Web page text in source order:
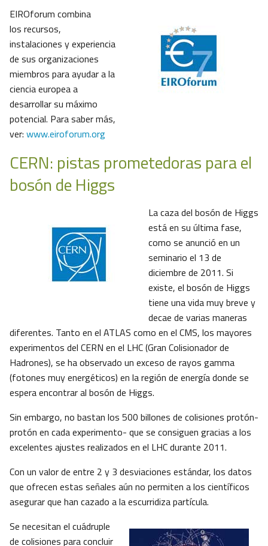
EIROforum combina
los recursos,
instalaciones y experiencia
de sus organizaciones
miembros para ayudar a la
ciencia europea a
desarrollar su máximo
potencial. Para saber más,
ver: www.eiroforum.org
CERN: pistas prometedoras para el
bosón de Higgs
La caza del bosón de Higgs
está en su última fase,
como se anunció en un
seminario el 13 de
diciembre de 2011. Si
existe, el bosón de Higgs
tiene una vida muy breve y
decae de varias maneras
diferentes. Tanto en el ATLAS como en el CMS, los mayores
experimentos del CERN en el LHC (Gran Colisionador de
Hadrones), se ha observado un exceso de rayos gamma
(fotones muy energéticos) en la región de energía donde se
espera encontrar al bosón de Higgs.
Sin embargo, no bastan los 500 billones de colisiones protón-
protón en cada experimento- que se consiguen gracias a los
excelentes ajustes realizados en el LHC durante 2011.
Con un valor de entre 2 y 3 desviaciones estándar, los datos
que ofrecen estas señales aún no permiten a los científicos
asegurar que han cazado a la escurridiza partícula.
Se necesitan el cuádruple
de colisiones para concluir